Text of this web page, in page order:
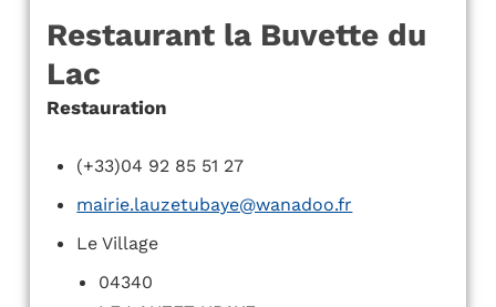
Restaurant la Buvette du
Lac
Restauration
(+33)04 92 85 51 27
mairie.lauzetubaye@wanadoo.fr
Le Village
04340